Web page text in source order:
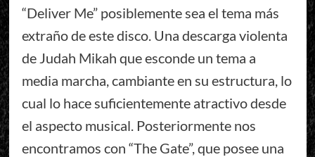
“Deliver Me” posiblemente sea el tema más
extraño de este disco. Una descarga violenta
de Judah Mikah que esconde un tema a
media marcha, cambiante en su estructura, lo
cual lo hace suficientemente atractivo desde
el aspecto musical. Posteriormente nos
encontramos con “The Gate”, que posee una